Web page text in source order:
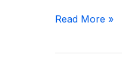
Read More »